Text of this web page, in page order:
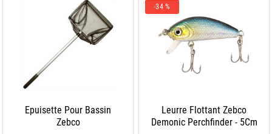
Epuisette Pour Bassin
Zebco
-34 %
Leurre Flottant Zebco
Demonic Perchfinder - 5Cm